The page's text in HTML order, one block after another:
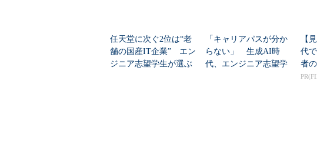
任天堂に次ぐ2位は“老
舗の国産IT企業” エン
ジニア志望学生が選ぶ
「キャリアパスが分か
らない」 生成AI時
代、エンジニア志望学
【
代
者